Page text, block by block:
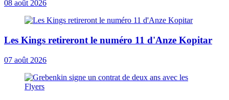
08 août 2026
Les Kings retireront le numéro 11 d'Anze Kopitar
07 août 2026